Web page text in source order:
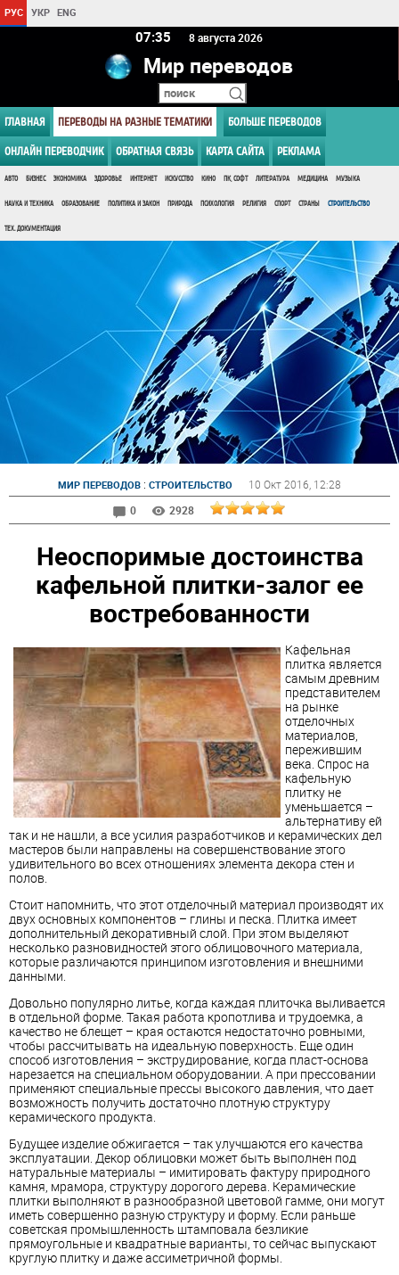
РУС УКР ENG
07 35 8 августа 2026
Мир переводов
ГЛАВНАЯ ПЕРЕВОДЫ НА РАЗНЫЕ ТЕМАТИКИ БОЛЬШЕ ПЕРЕВОДОВ
ОНЛАЙН ПЕРЕВОДЧИК ОБРАТНАЯ СВЯЗЬ КАРТА САЙТА РЕКЛАМА
АВТО БИЗНЕС ЭКОНОМИКА ЗДОРОВЬЕ ИНТЕРНЕТ ИСКУССТВО КИНО ПК, СОФТ ЛИТЕРАТУРА МЕДИЦИНА МУЗЫКА
НАУКА И ТЕХНИКА ОБРАЗОВАНИЕ ПОЛИТИКА И ЗАКОН ПРИРОДА ПСИХОЛОГИЯ РЕЛИГИЯ СПОРТ СТРАНЫ СТРОИТЕЛЬСТВО
ТЕХ. ДОКУМЕНТАЦИЯ
МИР ПЕРЕВОДОВ : СТРОИТЕЛЬСТВО 10 Окт 2016 , 12:28
0
2928
Неоспоримые достоинства
кафельной плитки-залог ее
востребованности
Кафельная
плитка является
самым древним
представителем
на рынке
отделочных
материалов,
пережившим
века. Спрос на
кафельную
плитку не
уменьшается –
альтернативу ей
так и не нашли, а все усилия разработчиков и керамических дел
мастеров были направлены на совершенствование этого
удивительного во всех отношениях элемента декора стен и
полов.
Стоит напомнить, что этот отделочный материал производят их
двух основных компонентов – глины и песка. Плитка имеет
дополнительный декоративный слой. При этом выделяют
несколько разновидностей этого облицовочного материала,
которые различаются принципом изготовления и внешними
данными.
Довольно популярно литье, когда каждая плиточка выливается
в отдельной форме. Такая работа кропотлива и трудоемка, а
качество не блещет – края остаются недостаточно ровными,
чтобы рассчитывать на идеальную поверхность. Еще один
способ изготовления – экструдирование, когда пласт-основа
нарезается на специальном оборудовании. А при прессовании
применяют специальные прессы высокого давления, что дает
возможность получить достаточно плотную структуру
керамического продукта.
Будущее изделие обжигается – так улучшаются его качества
эксплуатации. Декор облицовки может быть выполнен под
натуральные материалы – имитировать фактуру природного
камня, мрамора, структуру дорогого дерева. Керамические
плитки выполняют в разнообразной цветовой гамме, они могут
иметь совершенно разную структуру и форму. Если раньше
советская промышленность штамповала безликие
прямоугольные и квадратные варианты, то сейчас выпускают
круглую плитку и даже ассиметричной формы.